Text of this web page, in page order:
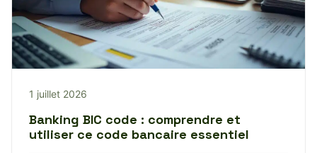
1 juillet 2026
Banking BIC code : comprendre et
utiliser ce code bancaire essentiel